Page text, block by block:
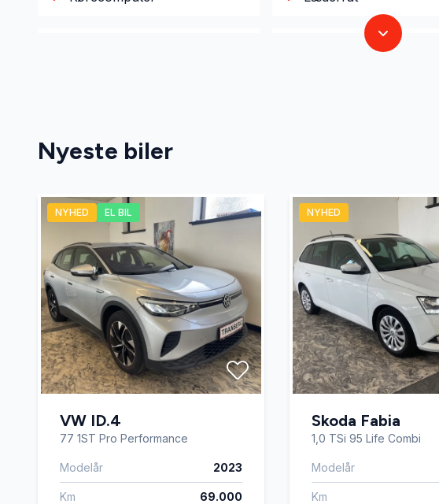
Parkeringssensor foran
Tågelygter
Nyeste biler
NYHED EL BIL
VW ID.4
77 1ST Pro Performance
Modelår 2023
Km 69.000
NYHED
Skoda Fabia
1,0 TSi 95 Life Combi
Modelår
Km